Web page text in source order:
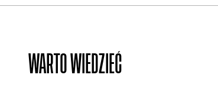
WARTO WIEDZIEĆ